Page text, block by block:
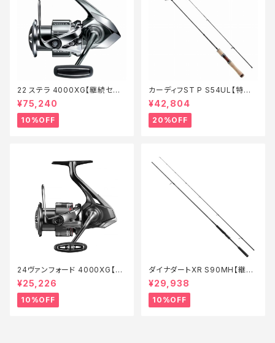
22 ステラ 4000XG【継続セー
ル_リール】【10】
¥75,240
10%OFF
カーディフST P S54UL【特価
ロッド】【20】
¥42,804
20%OFF
24ヴァンフォード 4000XG【継
続セール_リール】【10】
¥25,226
10%OFF
ダイナダートXR S90MH【継続
セール_ロッド】【10】
¥29,938
10%OFF